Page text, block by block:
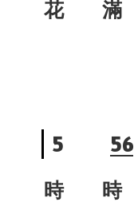
花 滿
5 56
時 時